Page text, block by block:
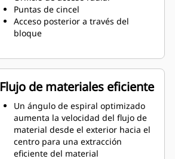
El agua puede penetrar a través
del orificio de acceso radial del
portaherramientas para facilitar la
desgaste uniforme de la broca
Los portaherramientas están
disponibles para alojar brocas con
vástago de 20 mm, 22 mm y 25
mm para distintas aplicaciones
Puntas de cincel
Acceso posterior a través del
bloque
Flujo de materiales eficiente
Un ángulo de espiral optimizado
aumenta la velocidad del flujo de
material desde el exterior hacia el
centro para una extracción
eficiente del material